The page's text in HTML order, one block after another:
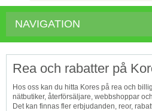
NAVIGATION
Rea och rabatter på
Hos oss kan du hitta Kores på rea och
nätbutiker, återförsäljare, webbshoppar
Det kan finnas fler erbjudanden, reor,